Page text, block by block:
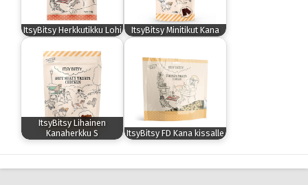
ItsyBitsy Herkkutikku Lohi ItsyBitsy Minitikut Kana
ItsyBitsy Lihainen
Kanaherkku S
ItsyBitsy FD Kana kissalle